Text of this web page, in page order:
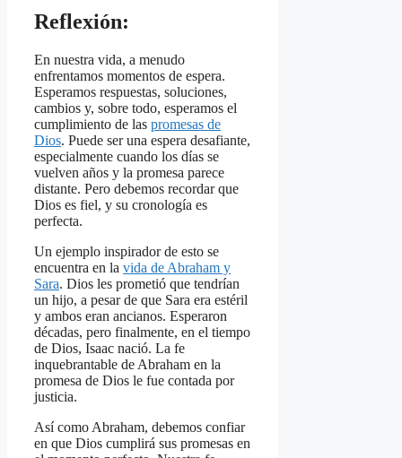
Reflexión:
En nuestra vida, a menudo
enfrentamos momentos de espera.
Esperamos respuestas, soluciones,
cambios y, sobre todo, esperamos el
cumplimiento de las promesas de
Dios. Puede ser una espera desafiante,
especialmente cuando los días se
vuelven años y la promesa parece
distante. Pero debemos recordar que
Dios es fiel, y su cronología es
perfecta.
Un ejemplo inspirador de esto se
encuentra en la vida de Abraham y
Sara. Dios les prometió que tendrían
un hijo, a pesar de que Sara era estéril
y ambos eran ancianos. Esperaron
décadas, pero finalmente, en el tiempo
de Dios, Isaac nació. La fe
inquebrantable de Abraham en la
promesa de Dios le fue contada por
justicia.
Así como Abraham, debemos confiar
en que Dios cumplirá sus promesas en